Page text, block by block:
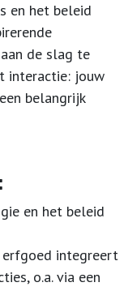
en het beleid
de slag te
interactie: jouw
belangrijk
en het beleid
erfgoed integreert
o.a. via een